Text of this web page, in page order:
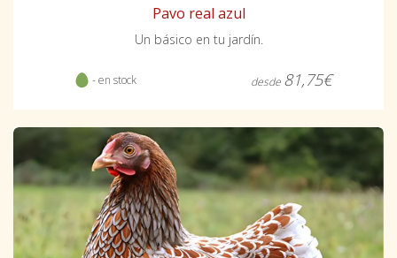
Pavo real azul
Un básico en tu jardín.
- en stock desde 81,75€